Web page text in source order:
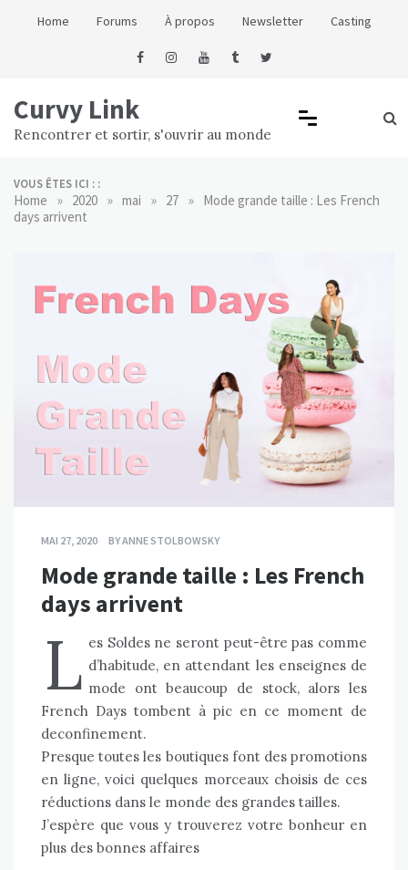
Home Forums À propos Newsletter Casting
Curvy Link
Rencontrer et sortir, s'ouvrir au monde
VOUS ÊTES ICI : :
Home » 2020 » mai » 27 » Mode grande taille : Les French
days arrivent
MAI 27, 2020 BYANNE STOLBOWSKY
Mode grande taille : Les French
days arrivent
L es Soldes ne seront peut-être pas comme
d’habitude, en attendant les enseignes de
mode ont beaucoup de stock, alors les
French Days tombent à pic en ce moment de
deconfinement.
Presque toutes les boutiques font des promotions
en ligne, voici quelques morceaux choisis de ces
réductions dans le monde des grandes tailles.
J’espère que vous y trouverez votre bonheur en
plus des bonnes affaires